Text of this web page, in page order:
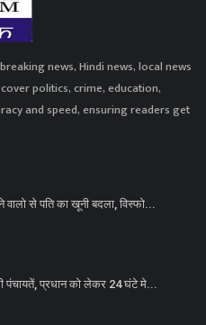
news, Hindi news, local news
politics, crime, education,
and speed, ensuring readers get
वालो से पति का खूनी बदला, विस्फो...
प्रधान को लेकर 24 घंटे मे...